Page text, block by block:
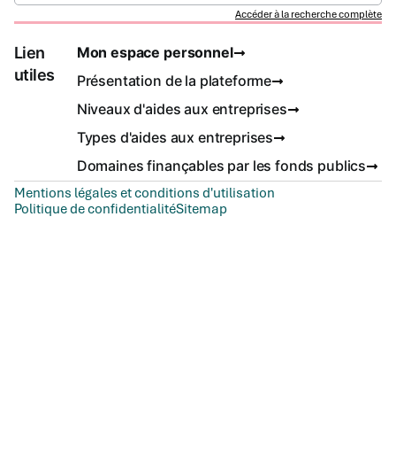
Accéder à la recherche complète
Lien
utiles
Mon espace personnel
Présentation de la plateforme
Niveaux d'aides aux entreprises
Types d'aides aux entreprises
Domaines finançables par les fonds publics
Mentions légales et conditions d'utilisation
Politique de confidentialitéSitemap